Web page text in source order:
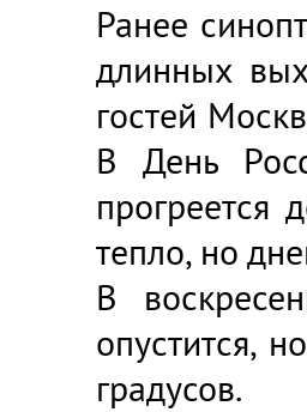
Ранее
длинных
гостей
В День
прогреется
тепло, но
В
опустится,
градусов.